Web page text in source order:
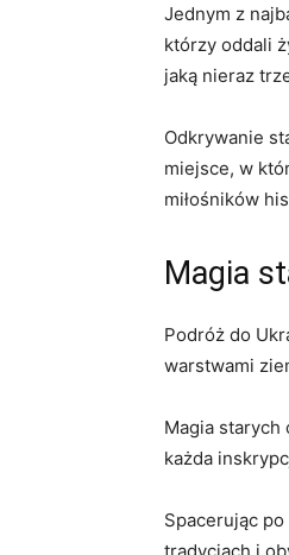
Jednym z
którzy ​oddali
jaką nieraz
Odkrywanie⁢
miejsce, w
miłośników
Magia
Podróż do
warstwami
Magia
każda
Spacerując